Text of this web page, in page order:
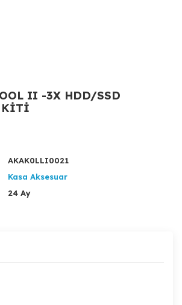
II -3X HDD/SSD
KİTİ
AKAK0LLI0021
Kasa Aksesuar
24 Ay